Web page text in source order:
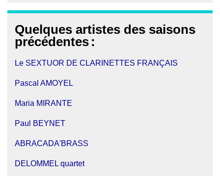
Quelques artistes des saisons
précédentes :
Le SEXTUOR DE CLARINETTES FRANÇAIS
Pascal AMOYEL
Maria MIRANTE
Paul BEYNET
ABRACADA'BRASS
DELOMMEL quartet